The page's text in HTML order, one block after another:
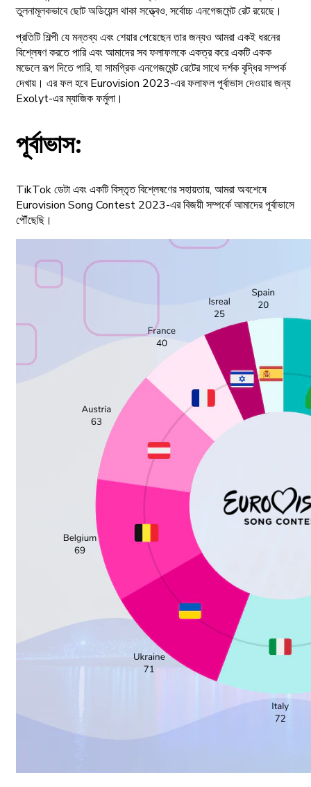
তুলনামূলকভাবে ছোট অডিয়েন্স থাকা সত্ত্বেও, সর্বোচ্চ এনগেজমেন্ট রেট রয়েছে।
প্রতিটি শিল্পী যে মন্তব্য এবং শেয়ার পেয়েছেন তার জন্যও আমরা একই ধরনের
বিশ্লেষণ করতে পারি এবং আমাদের সব ফলাফলকে একত্র করে একটি একক
মডেলে রূপ দিতে পারি, যা সামগ্রিক এনগেজমেন্ট রেটের সাথে দর্শক বৃদ্ধির সম্পর্ক
দেখায়। এর ফল হবে Eurovision 2023-এর ফলাফল পূর্বাভাস দেওয়ার জন্য
Exolyt-এর ম্যাজিক ফর্মুলা।
পূর্বাভাস:
TikTok ডেটা এবং একটি বিস্তৃত বিশ্লেষণের সহায়তায়, আমরা অবশেষে
Eurovision Song Contest 2023-এর বিজয়ী সম্পর্কে আমাদের পূর্বাভাসে
পৌঁছেছি।